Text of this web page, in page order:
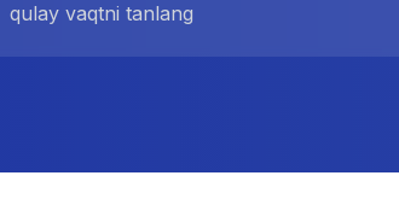
qulay vaqtni tanlang